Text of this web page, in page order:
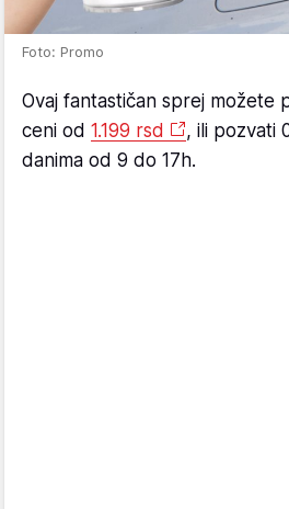
Foto: Promo
Ovaj fantastičan sprej možete
ceni od 1.199 rsd
, ili pozvati
danima od 9 do 17h.